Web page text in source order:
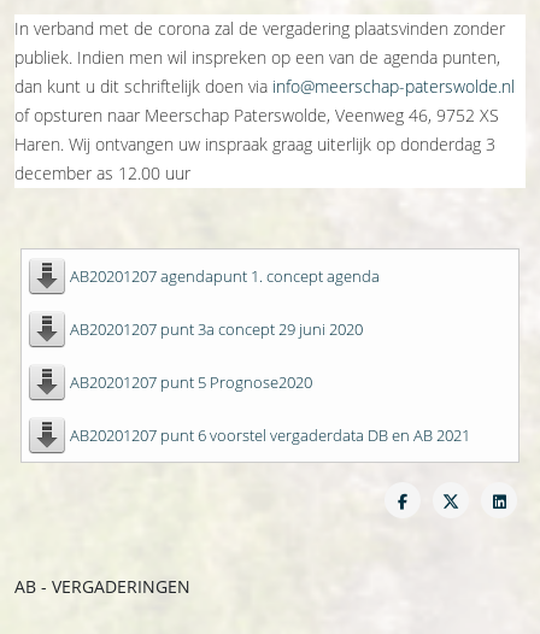
In verband met de corona zal de vergadering plaatsvinden zonder
publiek. Indien men wil inspreken op een van de agenda punten,
dan kunt u dit schriftelijk doen via info@meerschap-paterswolde.nl
of opsturen naar Meerschap Paterswolde, Veenweg 46, 9752 XS
Haren. Wij ontvangen uw inspraak graag uiterlijk op donderdag 3
december as 12.00 uur
AB20201207 agendapunt 1. concept agenda
AB20201207 punt 3a concept 29 juni 2020
AB20201207 punt 5 Prognose2020
AB20201207 punt 6 voorstel vergaderdata DB en AB 2021
AB - VERGADERINGEN